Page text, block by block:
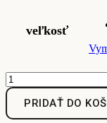
veľkosť
množstvo
Luz
dámsky
PRIDAŤ DO